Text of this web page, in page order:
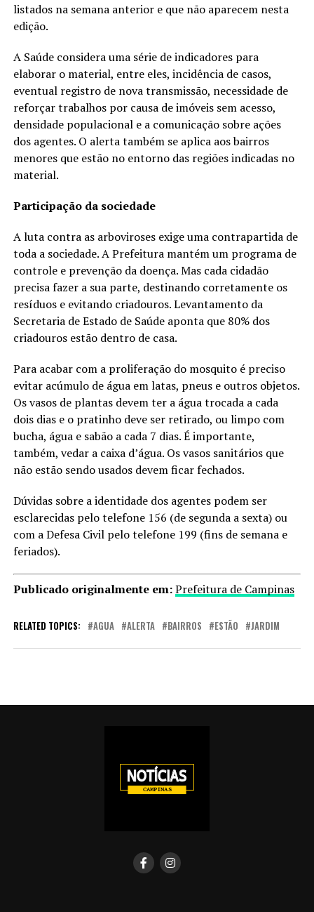
listados na semana anterior e que não aparecem nesta
edição.
A Saúde considera uma série de indicadores para
elaborar o material, entre eles, incidência de casos,
eventual registro de nova transmissão, necessidade de
reforçar trabalhos por causa de imóveis sem acesso,
densidade populacional e a comunicação sobre ações
dos agentes. O alerta também se aplica aos bairros
menores que estão no entorno das regiões indicadas no
material.
Participação da sociedade
A luta contra as arboviroses exige uma contrapartida de
toda a sociedade. A Prefeitura mantém um programa de
controle e prevenção da doença. Mas cada cidadão
precisa fazer a sua parte, destinando corretamente os
resíduos e evitando criadouros. Levantamento da
Secretaria de Estado de Saúde aponta que 80% dos
criadouros estão dentro de casa.
Para acabar com a proliferação do mosquito é preciso
evitar acúmulo de água em latas, pneus e outros objetos.
Os vasos de plantas devem ter a água trocada a cada
dois dias e o pratinho deve ser retirado, ou limpo com
bucha, água e sabão a cada 7 dias. É importante,
também, vedar a caixa d’água. Os vasos sanitários que
não estão sendo usados devem ficar fechados.
Dúvidas sobre a identidade dos agentes podem ser
esclarecidas pelo telefone 156 (de segunda a sexta) ou
com a Defesa Civil pelo telefone 199 (fins de semana e
feriados).
Publicado originalmente em:Prefeitura de Campinas
RELATED TOPICS: AGUA ALERTA BAIRROS ESTÃO JARDIM